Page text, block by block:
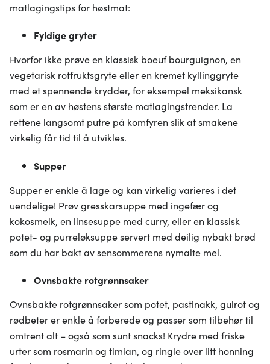
matlagingstips for høstmat:
Fyldige gryter
Hvorfor ikke prøve en klassisk boeuf bourguignon, en
vegetarisk rotfruktsgryte eller en kremet kyllinggryte
med et spennende krydder, for eksempel meksikansk
som er en av høstens største matlagingstrender. La
rettene langsomt putre på komfyren slik at smakene
virkelig får tid til å utvikles.
Supper
Supper er enkle å lage og kan virkelig varieres i det
uendelige! Prøv gresskarsuppe med ingefær og
kokosmelk, en linsesuppe med curry, eller en klassisk
potet- og purreløksuppe servert med deilig nybakt brød
som du har bakt av sensommerens nymalte mel.
Ovnsbakte rotgrønnsaker
Ovnsbakte rotgrønnsaker som potet, pastinakk, gulrot og
rødbeter er enkle å forberede og passer som tilbehør til
omtrent alt – også som sunt snacks! Krydre med friske
urter som rosmarin og timian, og ringle over litt honning